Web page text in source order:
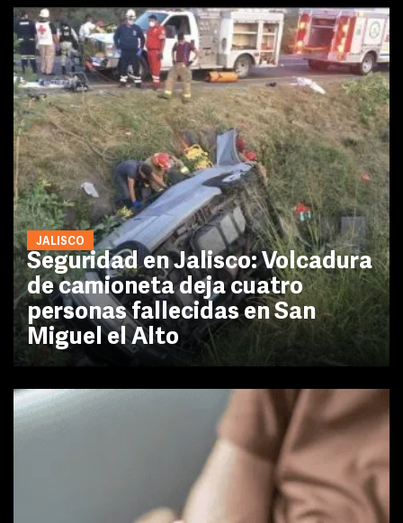
JALISCO
Seguridad en Jalisco: Volcadura
de camioneta deja cuatro
personas fallecidas en San
Miguel el Alto